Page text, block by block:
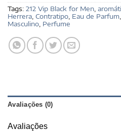
Tags: 212 Vip Black for Men
Herrera Contratipo Eau de Parfum
Masculino Perfume
Avaliações (0)
Avaliações